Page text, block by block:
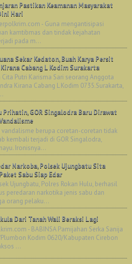
Pastikan Keamanan Masyarakat
Hari
- Guna mengantisipasi
kamtibmas dan tindak kejahatan
pada m...
Sekar Kedaton, Buah Karya Persit
Cabang L Kodim Surakarta
Cita Putri Karisma Sari seorang Anggota
Kirana Cabang L Kodim 0735.Surakarta,
Prihatin, GOR Singalodra Baru Dirawat
berupa coretan-coretan tidak
kembali terjadi di GOR Singalodra,
Ironisnya...
Narkoba, Polsek Ujungbatu Sita
Sabu Siap Edar
Ujungbatu, Polres Rokan Hulu, berhasil
peredaran narkotika jenis sabu dan
orang pelaku...
Dari Tanah Wali Beraksi Lagi
- BABINSA Pamijahan Serka Sanija
Kodim 0620/Kabupaten Cirebon
...